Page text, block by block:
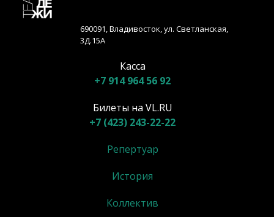
690091, Владивосток, ул. Светланская,
3Д.15А
Касса
+7 914 964 56 92
Билеты на VL.RU
+7 (423) 243-22-22
Репертуар
История
Коллектив